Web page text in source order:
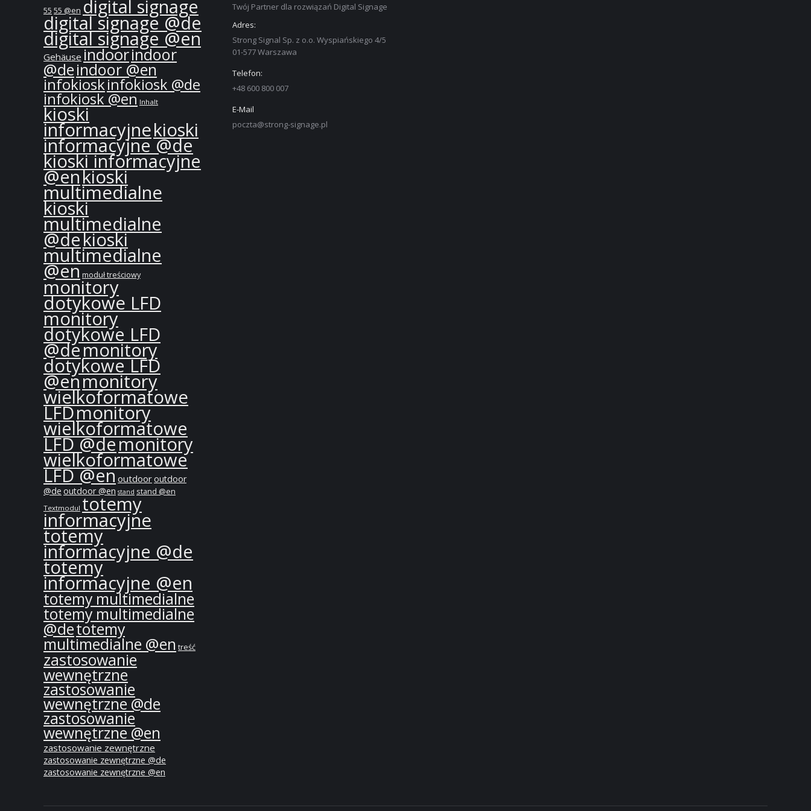
55 55 @en digital signage
digital signage @de
digital signage @en
Gehäuse indoorindoor
@deindoor @en
infokioskinfokiosk @de
infokiosk @en Inhalt
kioski
informacyjnekioski
informacyjne @de
kioski informacyjne
@enkioski
multimedialne
kioski
multimedialne
@dekioski
multimedialne
@enmoduł treściowy
monitory
dotykowe LFD
monitory
dotykowe LFD
@demonitory
dotykowe LFD
@enmonitory
wielkoformatowe
LFDmonitory
wielkoformatowe
LFD @demonitory
wielkoformatowe
LFD @enoutdooroutdoor
@de outdoor @en stand stand @en
Textmodul totemy
informacyjne
totemy
informacyjne @de
totemy
informacyjne @en
totemy multimedialne
totemy multimedialne
@detotemy
multimedialne @en treść
zastosowanie
wewnętrzne
zastosowanie
wewnętrzne @de
zastosowanie
wewnętrzne @en
zastosowanie zewnętrzne
zastosowanie zewnętrzne @de
zastosowanie zewnętrzne @en
Twój Partner dla rozwiązań Digital Signage
Adres:
Strong Signal Sp. z o.o. Wyspiańskiego 4/5
01-577 Warszawa
Telefon:
+48 600 800 007
E-Mail
poczta@strong-signage.pl